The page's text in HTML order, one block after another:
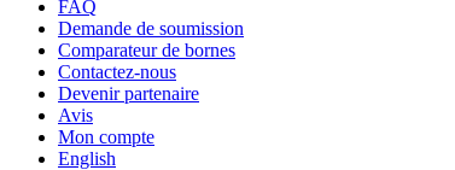
FAQ
Demande de soumission
Comparateur de bornes
Contactez-nous
Devenir partenaire
Avis
Mon compte
English